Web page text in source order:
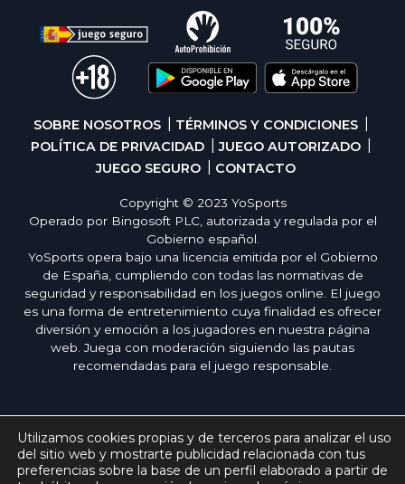
SOBRE NOSOTROS
TÉRMINOS Y CONDICIONES
POLÍTICA DE PRIVACIDAD
JUEGO AUTORIZADO
JUEGO SEGURO
CONTACTO
Copyright © 2023 YoSports
Operado por Bingosoft PLC, autorizada y regulada por el
Gobierno español.
YoSports opera bajo una licencia emitida por el Gobierno
de España, cumpliendo con todas las normativas de
seguridad y responsabilidad en los juegos online. El juego
es una forma de entretenimiento cuya finalidad es ofrecer
diversión y emoción a los jugadores en nuestra página
web. Juega con moderación siguiendo las pautas
recomendadas para el juego responsable.
Utilizamos cookies propias y de terceros para analizar el uso
del sitio web y mostrarte publicidad relacionada con tus
preferencias sobre la base de un perfil elaborado a partir de